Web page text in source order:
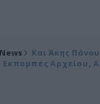
Και Άκης
Αρχείου,